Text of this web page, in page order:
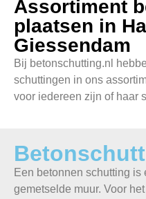
Assortiment
plaatsen in
Giessendam
Bij betonschutting.nl
schuttingen in ons
voor iedereen zijn of haar
Een betonnen schutting
gemetselde muur. Voor